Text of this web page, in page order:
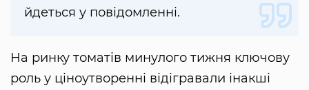
йдеться у повідомленні.
На ринку томатів минулого тижня ключову
роль у ціноутворенні відігравали інакші